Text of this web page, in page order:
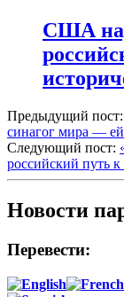
США
Предыдущий пост:
синагог мира —
Следующий пост:
российский путь
Новости
Перевести: